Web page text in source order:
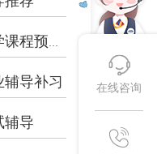
加州大学戴维斯分校生命科学课程预习辅...
导补习
辅导
在线咨询